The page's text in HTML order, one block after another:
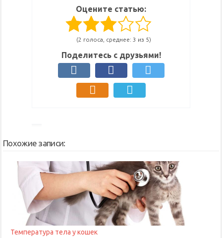
Оцените статью:
(2 голоса, среднее: 3 из 5)
Поделитесь с друзьями!
Похожие записи:
Температура тела у кошек